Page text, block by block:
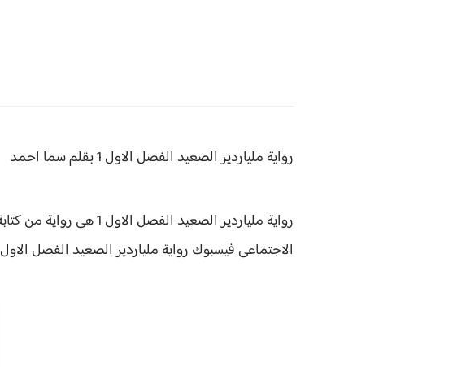
رواية ملياردير الصعيد الفصل الاول 1 بقلم سما احمد
رواية ملياردير الصعيد الفصل الاول 1 هى رواية من كتابة سما احمد رواية
الاجتماعى فيسبوك رواية ملياردير الصعيد الفصل الاول 1 حقق